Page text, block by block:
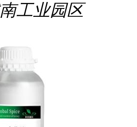
工业园区